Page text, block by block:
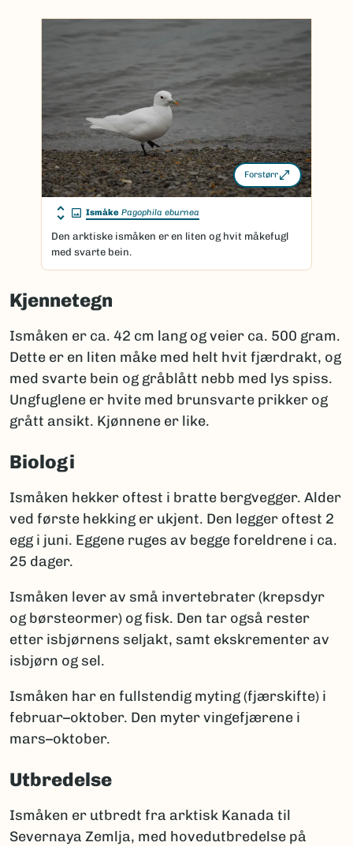
Forstørr
Ismåke Pagophila eburnea
Den arktiske ismåken er en liten og hvit måkefugl
med svarte bein.
Kjennetegn
Ismåken er ca. 42 cm lang og veier ca. 500 gram.
Dette er en liten måke med helt hvit fjærdrakt, og
med svarte bein og gråblått nebb med lys spiss.
Ungfuglene er hvite med brunsvarte prikker og
grått ansikt. Kjønnene er like.
Biologi
Ismåken hekker oftest i bratte bergvegger. Alder
ved første hekking er ukjent. Den legger oftest 2
egg i juni. Eggene ruges av begge foreldrene i ca.
25 dager.
Ismåken lever av små invertebrater (krepsdyr
og børsteormer) og fisk. Den tar også rester
etter isbjørnens seljakt, samt ekskrementer av
isbjørn og sel.
Ismåken har en fullstendig myting (fjærskifte) i
februar–oktober. Den myter vingefjærene i
mars–oktober.
Utbredelse
Ismåken er utbredt fra arktisk Kanada til
Severnaya Zemlja, med hovedutbredelse på